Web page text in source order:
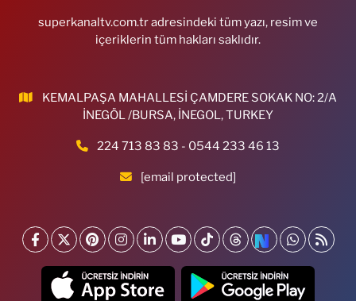
superkanaltv.com.tr adresindeki tüm yazı, resim ve
içeriklerin tüm hakları saklıdır.
KEMALPAŞA MAHALLESİ ÇAMDERE SOKAK NO: 2/A
İNEGÖL /BURSA, İNEGOL, TURKEY
224 713 83 83 - 0544 233 46 13
[email protected]